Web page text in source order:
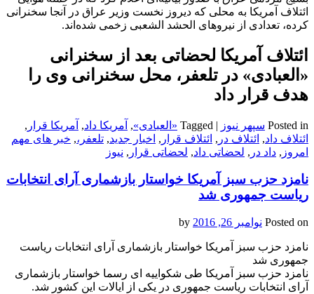
ائتلاف آمریکا به محلی که دیروز نخست وزیر عراق در آنجا سخنرانی
کرده، تعدادی از نیروهای الحشد الشعبی زخمی شده‌اند.
ائتلاف آمریکا لحضاتی بعد از سخنرانی
«العبادی» در تلعفر، محل سخنرانی‌ وی را
هدف قرار داد
Posted in سپهر نیوز |
Tagged «العبادی», آمریکا داد, آمریکا قرار ,
ائتلاف داد, ائتلاف در , ائتلاف قرار , اخبار جدید, تلعفر،, خبر های مهم
امروز , داد در , لحضاتی داد, لحضاتی قرار , نیوز
نامزد حزب سبز آمریکا خواستار بازشماری آرای انتخابات
ریاست جمهوری شد
Posted on نوامبر 26, 2016
نامزد حزب سبز آمریکا خواستار بازشماری آرای انتخابات ریاست
جمهوری شد
نامزد حزب سبز آمریکا طی شکواییه ای رسما خواستار بازشماری
آرای انتخابات ریاست جمهوری در یکی از ایالات این کشور شد.